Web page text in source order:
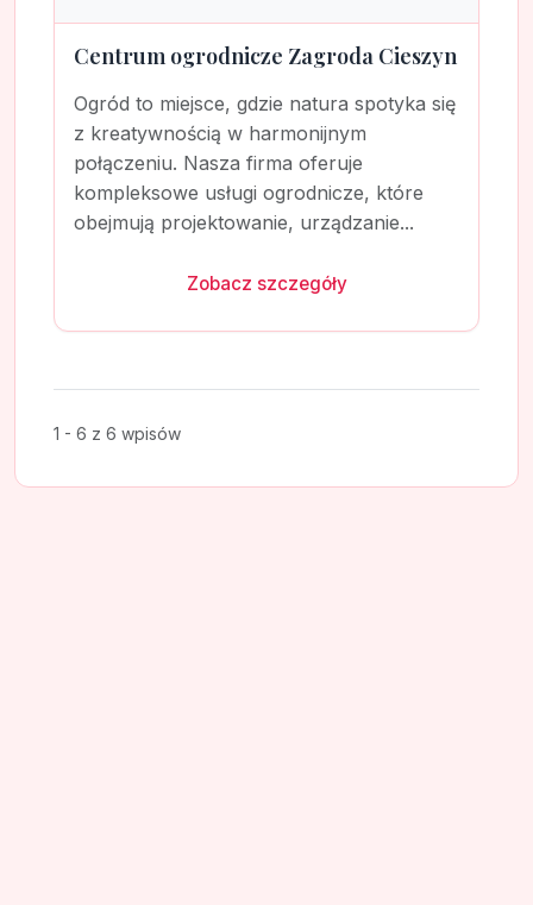
Centrum ogrodnicze Zagroda Cieszyn
Ogród to miejsce, gdzie natura spotyka się
z kreatywnością w harmonijnym
połączeniu. Nasza firma oferuje
kompleksowe usługi ogrodnicze, które
obejmują projektowanie, urządzanie...
Zobacz szczegóły
1 - 6 z 6 wpisów